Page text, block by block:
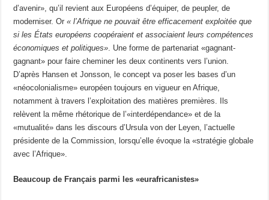
d’avenir», qu’il revient aux Européens d’équiper, de peupler, de
moderniser. Or« l’Afrique ne pouvait être efficacement exploitée que
si les États européens coopéraient et associaient leurs compétences
économiques et politiques» . Une forme de partenariat «gagnant-
gagnant» pour faire cheminer les deux continents vers l’union.
D’après Hansen et Jonsson, le concept va poser les bases d’un
«néocolonialisme» européen toujours en vigueur en Afrique,
notamment à travers l’exploitation des matières premières. Ils
relèvent la même rhétorique de l’«interdépendance» et de la
«mutualité» dans les discours d’Ursula von der Leyen, l’actuelle
présidente de la Commission, lorsqu’elle évoque la «stratégie globale
avec l’Afrique».
Beaucoup de Français parmi les «eurafricanistes»